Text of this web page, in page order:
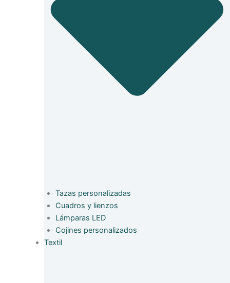
Tazas personalizadas
Cuadros y lienzos
Lámparas LED
Cojines personalizados
Textil